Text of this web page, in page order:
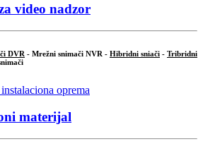
video nadzor
DVR - Mrežni snimači NVR - Hibridni sniači - Tribridni
materijal